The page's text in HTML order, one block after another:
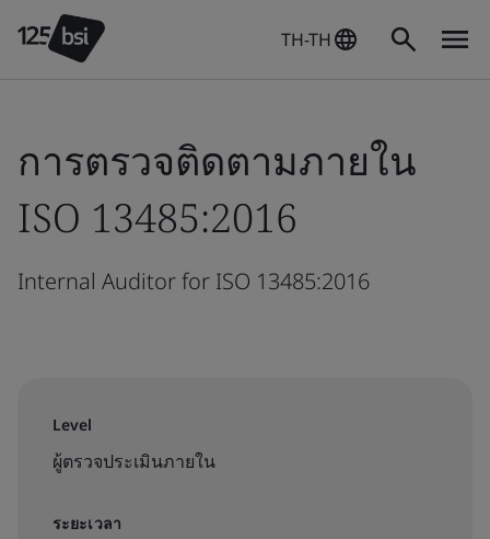
TH-TH
การตรวจติดตามภายใน
ISO 13485:2016
Internal Auditor for ISO 13485:2016
Level
ผู้ตรวจประเมินภายใน
ระยะเวลา